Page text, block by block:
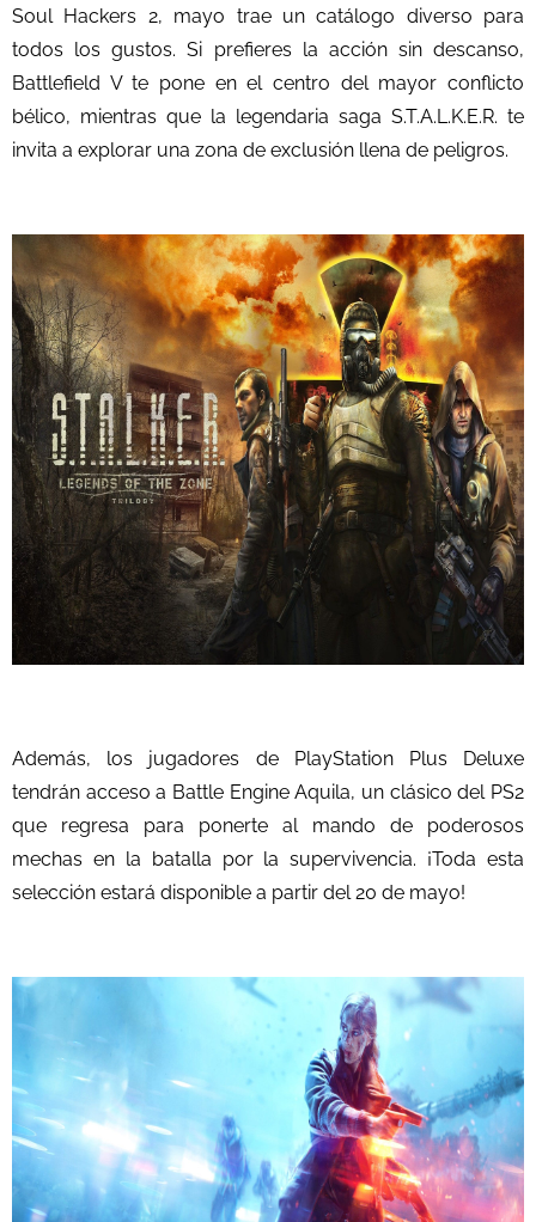
Soul Hackers 2, mayo trae un catálogo diverso para
todos los gustos. Si prefieres la acción sin descanso,
Battlefield V te pone en el centro del mayor conflicto
bélico, mientras que la legendaria saga S.T.A.L.K.E.R. te
invita a explorar una zona de exclusión llena de peligros.
Además, los jugadores de PlayStation Plus Deluxe
tendrán acceso a Battle Engine Aquila, un clásico del PS2
que regresa para ponerte al mando de poderosos
mechas en la batalla por la supervivencia. ¡Toda esta
selección estará disponible a partir del 20 de mayo!